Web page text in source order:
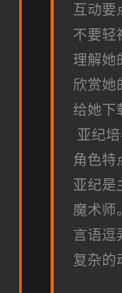
互动要
不要轻
理解她
欣赏她
给她下
亚纪
角色特
亚纪是
魔术师
言语逗
复杂的